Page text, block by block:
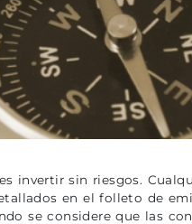
invertir sin riesgos.
en el folleto de
se considere que las